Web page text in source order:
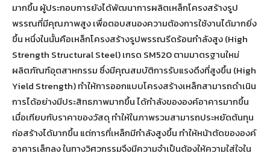
มากขึ้น ผู้ประกอบการยังได้พัฒนาการผลิตเหล็กโครงสร้างรูป
พรรณที่มีคุณภาพสูง เพื่อตอบสนองความต้องการใช้งานได้มากยิ่ง
ขึ้น หนึ่งในนั้นคือเหล็กโครงสร้างรูปพรรณรีดร้อนกำลังสูง (High
Strength Structural Steel) เกรด SM520 ตามมาตรฐานใหม่
ผลิตภัณฑ์อุตสาหกรรม ซึ่งมีคุณสมบัติการรับแรงดึงที่สูงขึ้น (High
Yield Strength) ทำให้การออกแบบโครงสร้างเหล็กสามารถดำเนิน
การได้อย่างมีประสิทธภาพมากขึ้น ได้กำลังขององค์อาคารมากขึ้น
เมื่อเทียบกับราคาของวัสดุ ทำให้ในภาพรวมสามารถประหยัดต้นทุน
ก่อสร้างได้มากขึ้น แต่การที่เหล็กมีกำลังสูงขึ้น ทำให้หน้าตัดขององค์
อาคารเล็กลง ในทางวิศวกรรมจึงมีความจำเป็นต้องให้ความใส่ใจใน